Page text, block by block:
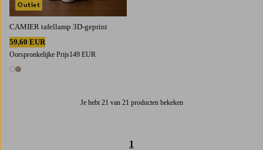
CAMIER tafellamp 3D-geprint
59,60 EUR
Oorspronkelijke Prijs149 EUR
2 kleuren
Outlet
Je hebt 21 van 21 producten bekeken
1